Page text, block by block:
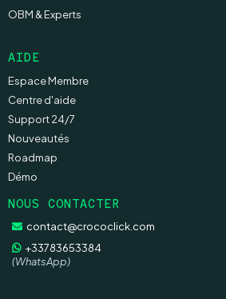
OBM & Experts
AIDE
Espace Membre
Centre d'aide
Support 24/7
Nouveautés
Roadmap
Démo
NOUS CONTACTER
contact@crococlick.com
+33783653384
(WhatsApp)